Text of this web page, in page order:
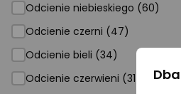
Odcienie niebieskiego (60)
Odcienie czerni (47)
Odcienie bieli (34)
Odcienie czerwieni (31)